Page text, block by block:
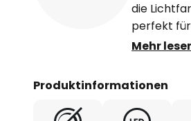
die
perfekt
In
-
Mehr
Produktinformationen